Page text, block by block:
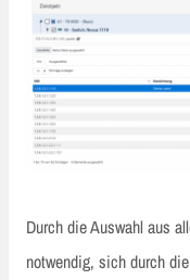
Durch die Auswahl aus
notwendig, sich durch